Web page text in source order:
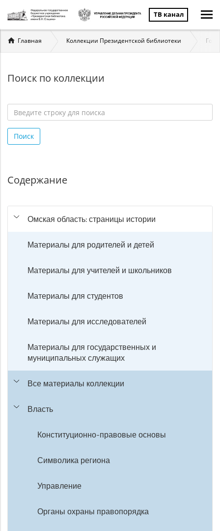
ТВ канал
Вы
здесь
Главная Коллекции Президентской библиотеки
Поиск по коллекции
строку
для
Поиск
Содержание
Омская область: страницы истории
Материалы для родителей и детей
Материалы для учителей и школьников
Материалы для студентов
Материалы для исследователей
Материалы для государственных и
муниципальных служащих
Все материалы коллекции
Власть
Конституционно-правовые основы
Символика региона
Управление
Органы охраны правопорядка